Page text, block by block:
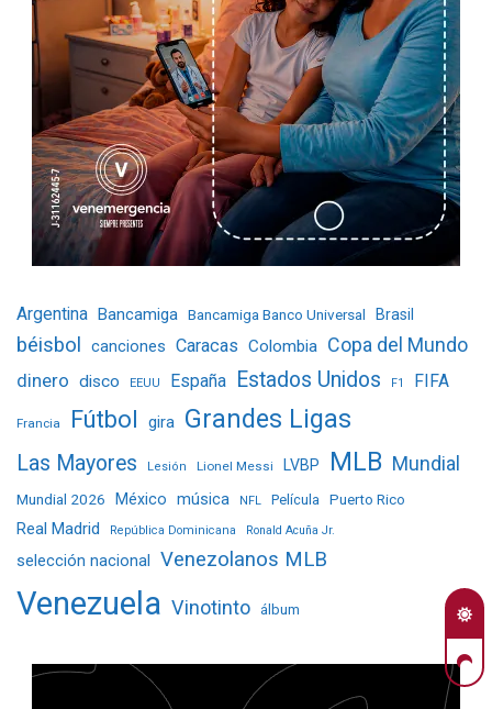
Argentina Bancamiga Bancamiga Banco Universal Brasil
béisbol canciones Caracas Colombia Copa del Mundo
dinero disco EEUU España Estados Unidos F1 FIFA
Francia Fútbol gira Grandes Ligas
Las Mayores Lesión Lionel Messi LVBP MLB Mundial
Mundial 2026 México música NFL Película Puerto Rico
Real Madrid República Dominicana Ronald Acuña Jr.
selección nacional Venezolanos MLB
Venezuela Vinotinto álbum